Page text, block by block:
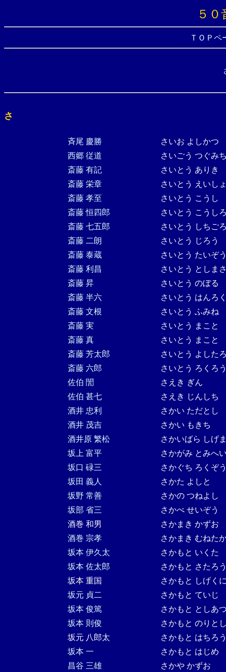
５
ＴＯＰペ
さ
斉尾 慶勝
さいお よしかつ
西郷 従道
さいごう つぐみ
斎藤 有記
さいとう ありき
斎藤 栄章
さいとう えいし
斎藤 孝至
さいとう こうし
斎藤 恒四郎
さいとう こうし
斎藤 七五郎
さいとう しちご
斎藤 二朗
さいとう じろう
斎藤 泰蔵
さいとう たいぞ
斎藤 利昌
さいとう としま
斎藤 昇
さいとう のぼる
斎藤 半六
さいとう はんろ
斎藤 文根
さいとう ふみね
斎藤 実
さいとう まこと
斎藤 真
さいとう まこと
斎藤 芳太郎
さいとう よした
斎藤 六郎
さいとう ろくろ
佐伯 誾
さえき ぎん
佐伯 甚七
さえき じんしち
酒井 忠利
さかい ただとし
酒井 茂吉
さかい もきち
酒井原 繁松
さかいばら しげ
坂上 富平
さかがみ とみへ
坂口 碌三
さかぐち ろくぞ
坂田 義人
さかた よしと
坂野 常善
さかの つねよし
坂部 省三
さかべ せいぞう
酒巻 和男
さかまき かずお
酒巻 宗孝
さかまき むねた
坂本 伊久太
さかもと いくた
坂本 佐太郎
さかもと さたろ
坂本 重国
さかもと しげく
坂元 貞二
さかもと ていじ
坂本 俊篤
さかもと としあ
坂本 則俊
さかもと のりと
坂元 八郎太
さかもと はちろ
坂本 一
さかもと はじめ
昌谷 三雄
さかや かずお